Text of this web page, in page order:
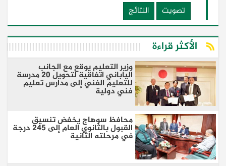
تصويت النتائج
الأكثر قراءة
وزير التعليم يوقع مع الجانب
الياباني اتفاقية لتحويل 20 مدرسة
للتعليم الفني إلى مدارس تعليم
فني دولية
محافظ سوهاج يخفض تنسيق
القبول بالثانوي العام إلى 245 درجة
في مرحلته الثانية